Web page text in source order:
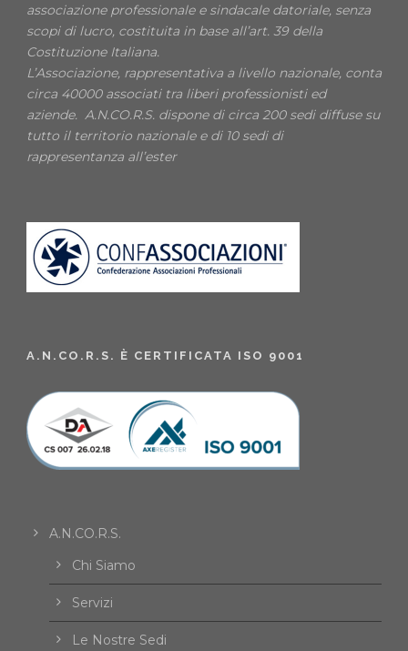
associazione professionale e sindacale datoriale, senza
scopi di lucro, costituita in base all’art. 39 della
Costituzione Italiana.
L’Associazione, rappresentativa a livello nazionale, conta
circa 40000 associati tra liberi professionisti ed
aziende. A.N.CO.R.S. dispone di circa 200 sedi diffuse su
tutto il territorio nazionale e di 10 sedi di
rappresentanza all’ester
A.N.CO.R.S. È CERTIFICATA ISO 9001
A.N.CO.R.S.
Chi Siamo
Servizi
Le Nostre Sedi